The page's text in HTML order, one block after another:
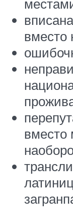
вместо
вместо